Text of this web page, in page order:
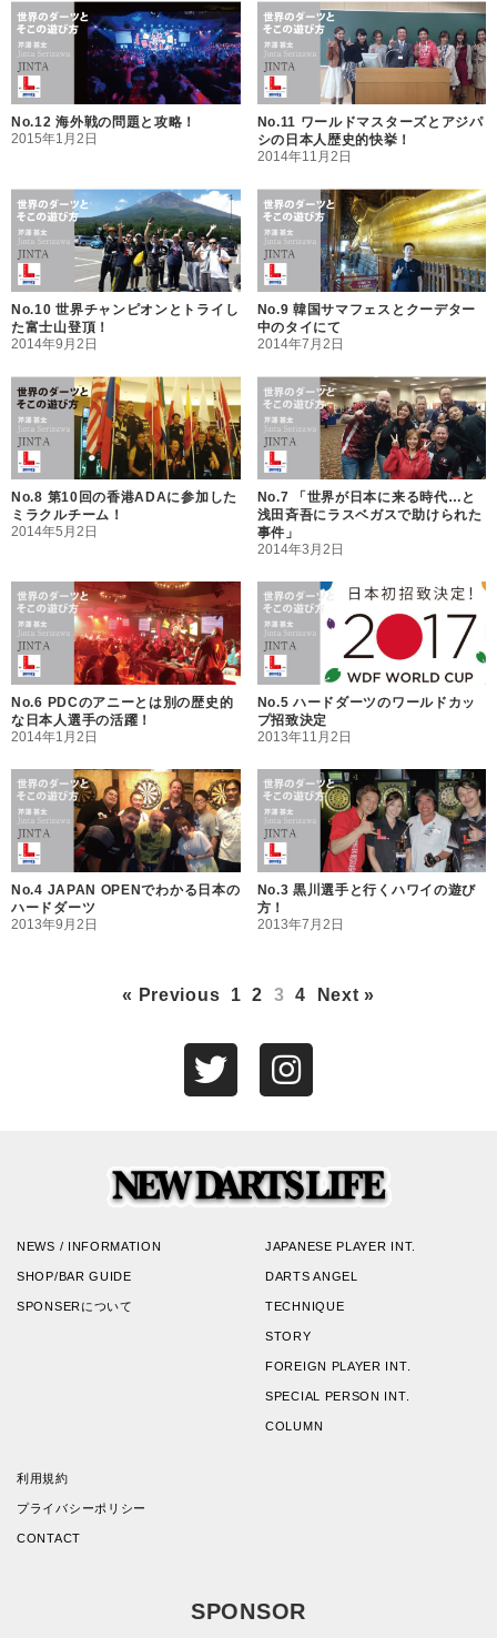
No.12 海外戦の問題と攻略！
2015年1月2日
No.11 ワールドマスターズとアジパ
シの日本人歴史的快挙！
2014年11月2日
No.10 世界チャンピオンとトライし
た富士山登頂！
2014年9月2日
No.9 韓国サマフェスとクーデター
中のタイにて
2014年7月2日
No.8 第10回の香港ADAに参加した
ミラクルチーム！
2014年5月2日
No.7 「世界が日本に来る時代…と
浅田斉吾にラスベガスで助けられた
事件」
2014年3月2日
No.6 PDCのアニーとは別の歴史的
な日本人選手の活躍！
2014年1月2日
No.5 ハードダーツのワールドカッ
プ招致決定
2013年11月2日
No.4 JAPAN OPENでわかる日本の
ハードダーツ
2013年9月2日
No.3 黒川選手と行くハワイの遊び
方！
2013年7月2日
« Previous 1 2 3 4 Next »
NEWS / INFORMATION
SHOP/BAR GUIDE
SPONSERについて
JAPANESE PLAYER INT.
DARTS ANGEL
TECHNIQUE
STORY
FOREIGN PLAYER INT.
SPECIAL PERSON INT.
COLUMN
利用規約
プライバシーポリシー
CONTACT
SPONSOR